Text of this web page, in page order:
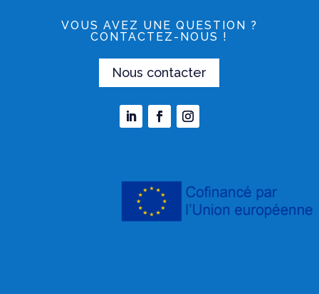
VOUS AVEZ UNE QUESTION ?
CONTACTEZ-NOUS !
Nous contacter